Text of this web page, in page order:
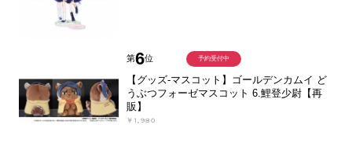
第6位
【グッズ-マスコット】ゴールデンカムイ ど
うぶつフォーゼマスコット 6.鯉登少尉【再
販】
￥1,980
予約受付中